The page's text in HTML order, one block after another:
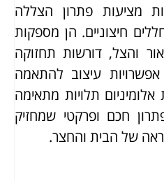
מציעות פתרון הצללה
חיצוניים. הן מספקות
והצל, דורשות תחזוקה
אפשרויות עיצוב להתאמה
תלויות מתאימה
חכם ופרקטי שמחזיק
של הבית והחצר.